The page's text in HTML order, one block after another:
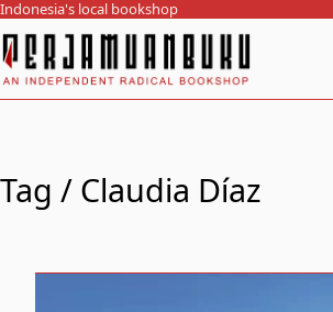
Indonesia's local bookshop
Tag / Claudia Díaz